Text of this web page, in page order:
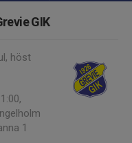
GIK
höst
1